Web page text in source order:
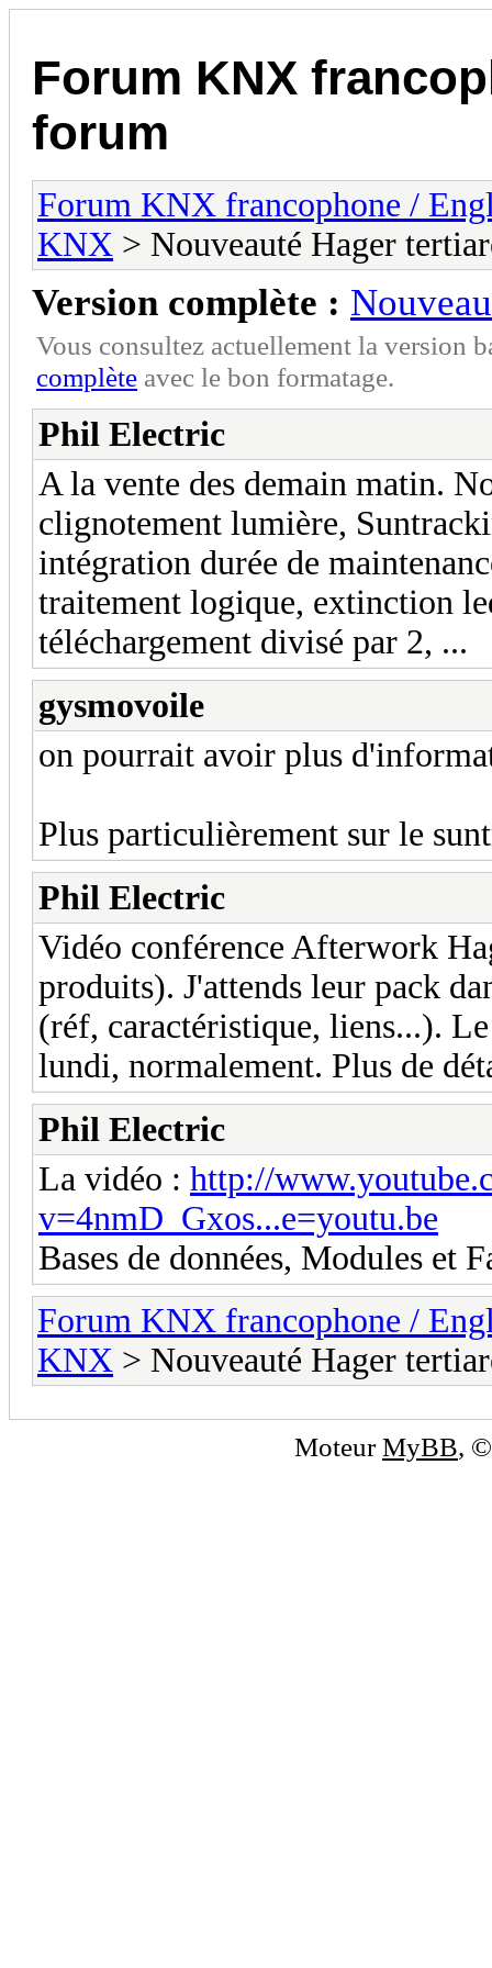
Forum KNX
forum
Forum KNX francophone /
KNX > Nouveauté Hager
Version complète :
Vous consultez actuellement la version
complète avec le bon formatage.
Phil Electric
A la vente des demain matin.
clignotement lumière,
intégration durée de
traitement logique, extinction
téléchargement divisé par 2, ...
gysmovoile
on pourrait avoir plus
Plus particulièrement sur le
Phil Electric
Vidéo conférence Afterwork
produits). J'attends leur pack
(réf, caractéristique, liens...).
lundi, normalement. Plus de
Phil Electric
La vidéo : http://
v=4nmD_Gxos...e=youtu.be
Bases de données, Modules et
Forum KNX francophone /
KNX > Nouveauté Hager
MoteurMyBB,